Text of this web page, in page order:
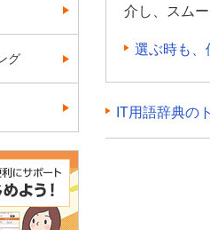
介し、スム
選ぶ時も、
IT用語辞典の
グ